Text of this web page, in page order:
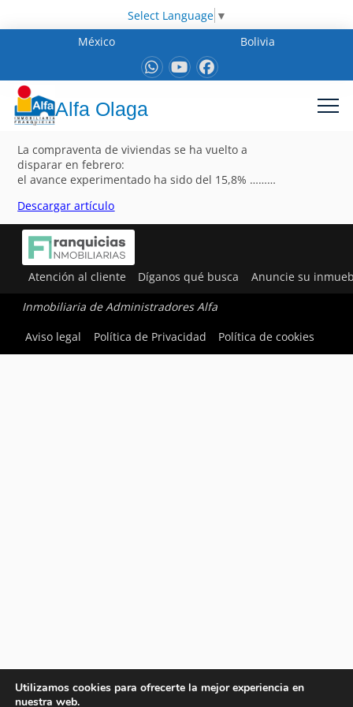
Select Language ▼
México
Bolivia
Alfa Olaga
La compraventa de viviendas se ha vuelto a
disparar en febrero:
el avance experimentado ha sido del 15,8% ………
Descargar artículo
Atención al cliente Díganos qué busca Anuncie su
Inmobiliaria de Administradores Alfa
Aviso legal
Política de Privacidad Política de cookies
Utilizamos cookies para ofrecerte la mejor experiencia en
nuestra web.